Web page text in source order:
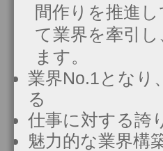
間作りを推進
て業界を牽引
ます。
業界No.1となり
る
仕事に対する誇
魅力的な業界構